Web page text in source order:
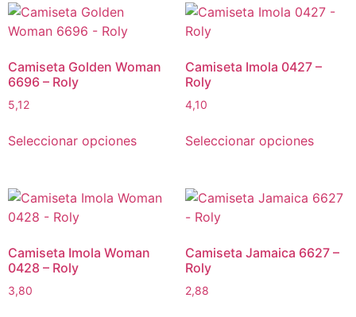
Camiseta Golden Woman
6696 – Roly
5,12
Seleccionar opciones
Camiseta Imola 0427 –
Roly
4,10
Seleccionar opciones
Camiseta Imola Woman
0428 – Roly
3,80
Camiseta Jamaica 6627 –
Roly
2,88